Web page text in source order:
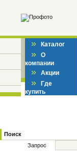
» Каталог
» О
компании
» Акции
» Где
купить
Поиск
Запрос